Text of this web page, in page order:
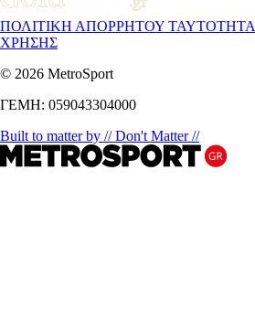
ΠΟΛΙΤΙΚΗ ΑΠΟΡΡΗΤΟΥ ΤΑΥΤΟΤΗΤΑ
ΧΡΗΣΗΣ
© 2026 MetroSport
ΓΕΜΗ: 059043304000
Built to matter by // Don't Matter //